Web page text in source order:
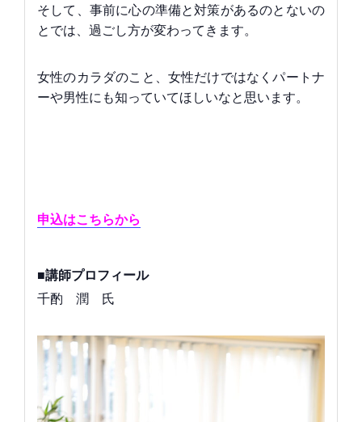
そして、事前に心の準備と対策があるのとないの
とでは、過ごし方が変わってきます。
女性のカラダのこと、女性だけではなくパートナ
ーや男性にも知っていてほしいなと思います。
申込はこちらから
■講師プロフィール
千酌 潤 氏